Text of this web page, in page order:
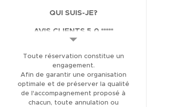
QUI SUIS-JE?
AVIS CLIENTS 5,0 *****
(137)
THÉRAPIE ET SOIN
ÉNERGÉTIQUE
LIBÉRATION DES
MÉMOIRES KARMIQUES
Toute réservation constitue un
engagement.
Afin de garantir une organisation
optimale et de préserver la qualité
de l'accompagnement proposé à
chacun, toute annulation ou